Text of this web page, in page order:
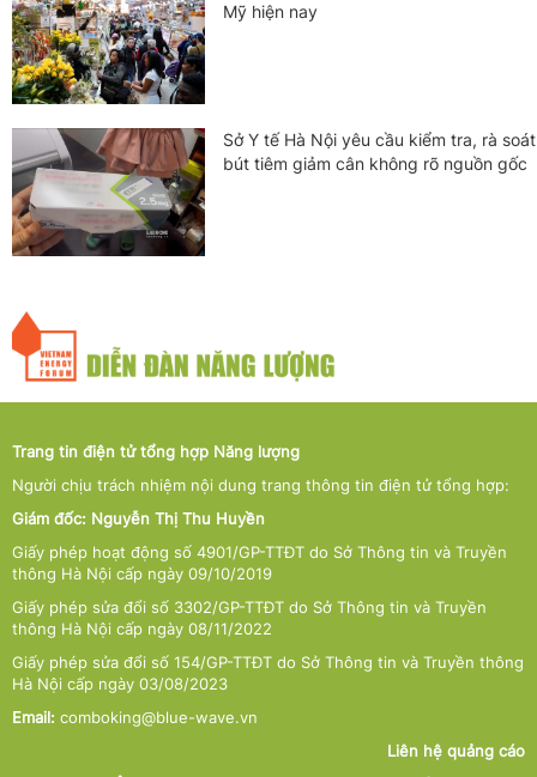
Mỹ hiện nay
Sở Y tế Hà Nội yêu cầu kiểm tra, rà soát
bút tiêm giảm cân không rõ nguồn gốc
Trang tin điện tử tổng hợp Năng lượng
Người chịu trách nhiệm nội dung trang thông tin điện tử tổng hợp:
Giám đốc: Nguyễn Thị Thu Huyền
Giấy phép hoạt động số 4901/GP-TTĐT do Sở Thông tin và Truyền
thông Hà Nội cấp ngày 09/10/2019
Giấy phép sửa đổi số 3302/GP-TTĐT do Sở Thông tin và Truyền
thông Hà Nội cấp ngày 08/11/2022
Giấy phép sửa đổi số 154/GP-TTĐT do Sở Thông tin và Truyền thông
Hà Nội cấp ngày 03/08/2023
Email: comboking@blue-wave.vn
Liên hệ quảng cáo